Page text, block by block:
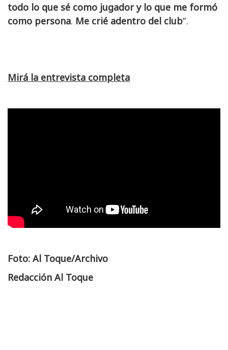
todo lo que sé como jugador y lo que me formó
como persona. Me crié adentro del club”.
Mirá la entrevista completa
Foto: Al Toque/Archivo
Redacción Al Toque